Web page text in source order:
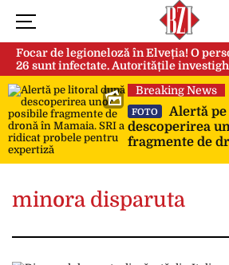
Focar de legioneloză în Elveția! O
26 sunt infectate. Autoritățile
contaminării
Breaking News
FOTO
Alertă
descoperirea
fragmente de
minora disparuta